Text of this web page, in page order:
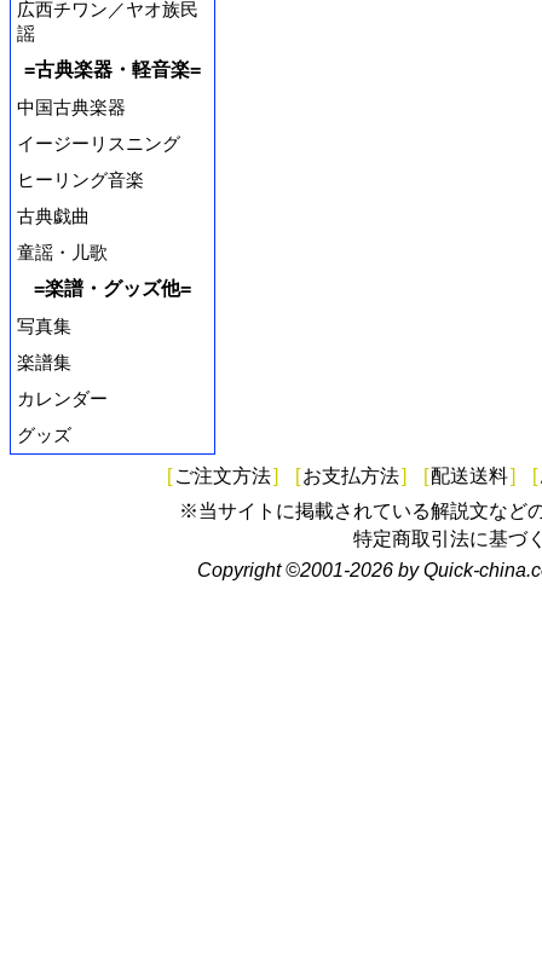
広西チワン／ヤオ族民
謡
=古典楽器・軽音楽=
中国古典楽器
イージーリスニング
ヒーリング音楽
古典戯曲
童謡・儿歌
=楽譜・グッズ他=
写真集
楽譜集
カレンダー
グッズ
[ ご注文方法] [お支払方法] [配送送料] [
※当サイトに掲載されている解説文など
特定商取引法に基づ
Copyright ©2001-2026 by Quick-